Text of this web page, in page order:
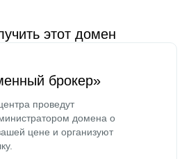
этот домен
брокер»
проведут
домена о
цене и организуют